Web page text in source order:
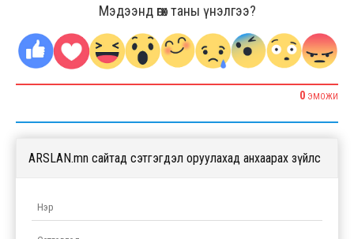
Мэдээнд өгөх таны үнэлгээ?
0 ЭМОЖИ
ARSLAN.mn сайтад сэтгэгдэл оруулахад анхаарах зүйлс